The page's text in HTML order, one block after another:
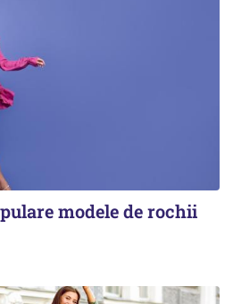
modele de rochii